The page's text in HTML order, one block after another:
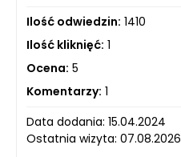
Ilość odwiedzin: 1410
Ilość kliknięć: 1
Ocena: 5
Komentarzy: 1
Data dodania: 15.04.2024
Ostatnia wizyta: 07.08.2026